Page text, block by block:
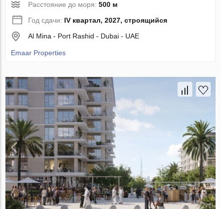
Расстояние до моря:500 м
Год сдачи: IV квартал, 2027, строящийся
Al Mina - Port Rashid - Dubai - UAE
Emaar Properties